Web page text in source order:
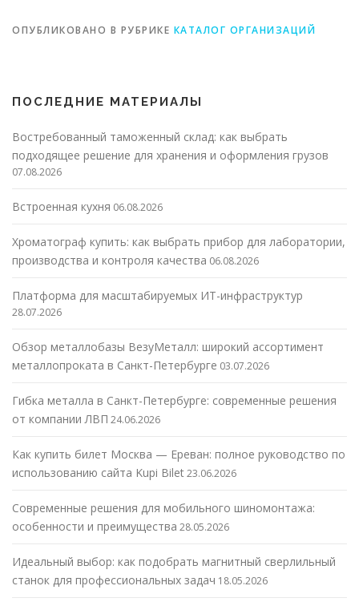
ОПУБЛИКОВАНО В РУБРИКЕ КАТАЛОГ ОРГАНИЗАЦИЙ
ПОСЛЕДНИЕ МАТЕРИАЛЫ
Востребованный таможенный склад: как выбрать
подходящее решение для хранения и оформления грузов
07.08.2026
Встроенная кухня 06.08.2026
Хроматограф купить: как выбрать прибор для лаборатории,
производства и контроля качества 06.08.2026
Платформа для масштабируемых ИТ-инфраструктур
28.07.2026
Обзор металлобазы ВезуМеталл: широкий ассортимент
металлопроката в Санкт-Петербурге 03.07.2026
Гибка металла в Санкт-Петербурге: современные решения
от компании ЛВП 24.06.2026
Как купить билет Москва — Ереван: полное руководство по
использованию сайта Kupi Bilet23.06.2026
Современные решения для мобильного шиномонтажа:
особенности и преимущества 28.05.2026
Идеальный выбор: как подобрать магнитный сверлильный
станок для профессиональных задач 18.05.2026